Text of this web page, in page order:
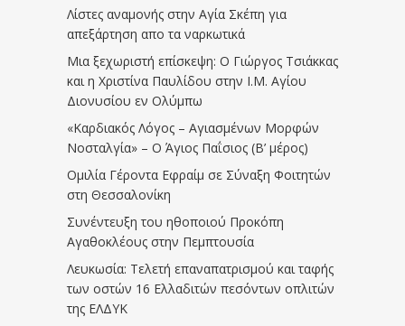
Λίστες αναμονής στην Αγία Σκέπη για
απεξάρτηση απο τα ναρκωτικά
Μια ξεχωριστή επίσκεψη: Ο Γιώργος Τσιάκκας
και η Χριστίνα Παυλίδου στην Ι.Μ. Αγίου
Διονυσίου εν Ολύμπω
«Καρδιακός Λόγος – Αγιασμένων Μορφών
Νοσταλγία» – Ο Άγιος Παΐσιος (Β’ μέρος)
Ομιλία Γέροντα Εφραίμ σε Σύναξη Φοιτητών
στη Θεσσαλονίκη
Συνέντευξη του ηθοποιού Προκόπη
Αγαθοκλέους στην Πεμπτουσία
Λευκωσία: Τελετή επαναπατρισμού και ταφής
των οστών 16 Ελλαδιτών πεσόντων οπλιτών
της ΕΛΔΥΚ